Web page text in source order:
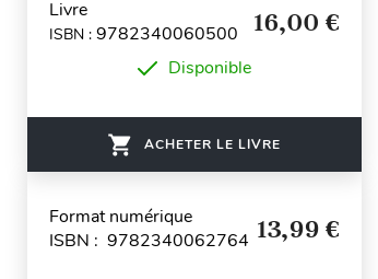
Livre
ISBN : 9782340060500 16,00 €
Disponible
ACHETER LE LIVRE
Format numérique
ISBN : 9782340062764 13,99 €